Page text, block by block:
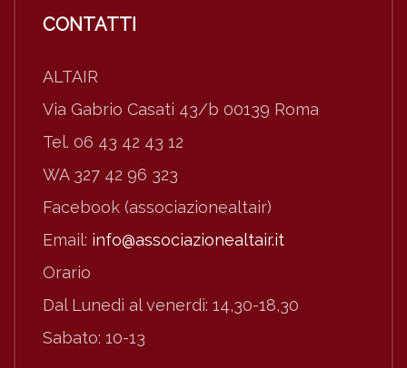
CONTATTI
ALTAIR
Via Gabrio Casati 43/b 00139 Roma
Tel. 06 43 42 43 12
WA 327 42 96 323
Facebook (associazionealtair)
Email: info@associazionealtair.it
Orario
Dal Lunedì al venerdì: 14,30-18,30
Sabato: 10-13